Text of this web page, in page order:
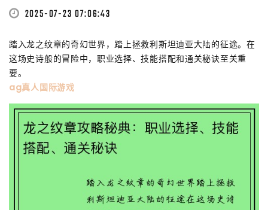
2025-07-23 07:06:43
踏入龙之纹章的奇幻世界，踏上拯救利斯坦迪亚大陆的征途。在
这场史诗般的冒险中，职业选择、技能搭配和通关秘诀至关重
要。
ag真人国际游戏